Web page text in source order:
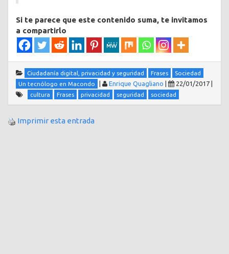
Si te parece que este contenido suma, te invitamos
a compartirlo
Ciudadanía digital, privacidad y seguridad Frases
Sociedad
Un tecnólogo en Macondo
| Enrique Quagliano | 22/01/2017 |
cultura Frases privacidad seguridad sociedad
Imprimir esta entrada